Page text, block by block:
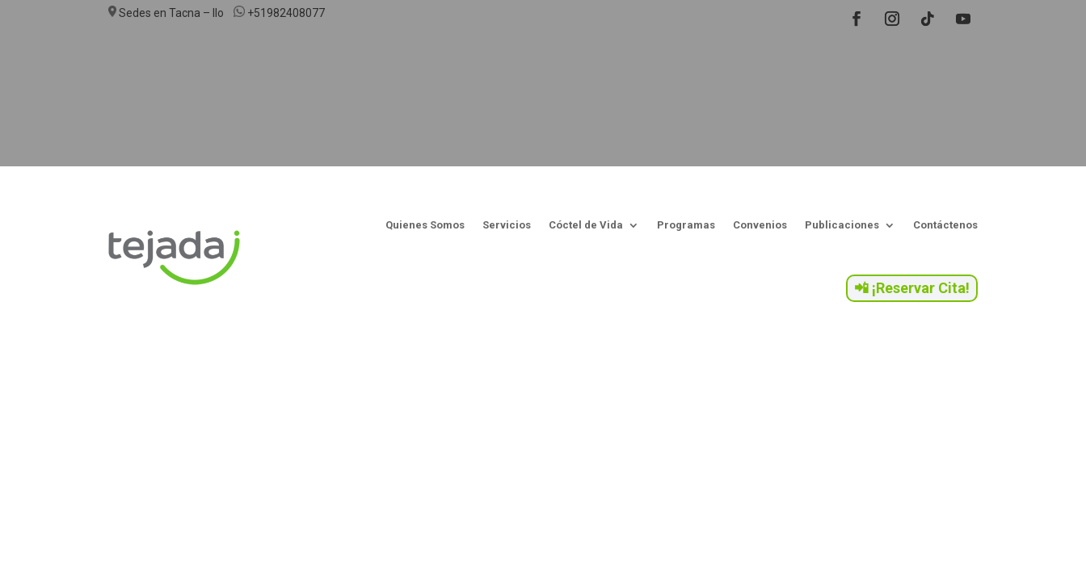
Sedes en Tacna – Ilo +51982408077
Quienes Somos Servicios Cóctel de Vida Programas Convenios Publicaciones Contáctenos
📲 ¡Reservar Cita!